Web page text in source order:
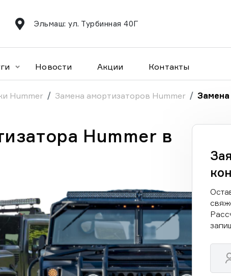
Эльмаш: ул. Турбинная 40Г
Новости Акции Контакты
Hummer Замена амортизаторов Hummer Замена
Hummer в